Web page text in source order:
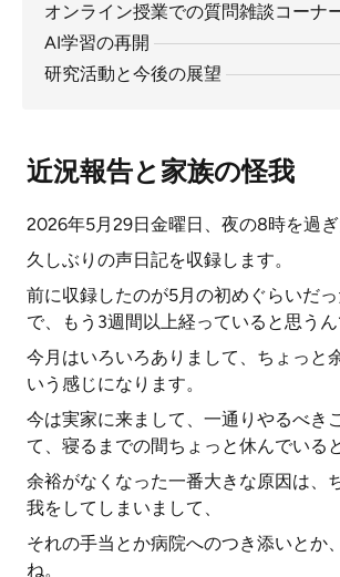
オンライン授業での質問雑談コーナ
AI学習の再開
研究活動と今後の展望
近況報告と家族の怪我
2026年5月29日金曜日、夜の8時を過ぎ
久しぶりの声日記を収録します。
前に収録したのが5月の初めぐらいだ
で、もう3週間以上経っていると思うん
今月はいろいろありまして、ちょっと
いう感じになります。
今は実家に来まして、一通りやるべき
て、寝るまでの間ちょっと休んでいる
余裕がなくなった一番大きな原因は、
我をしてしまいまして、
それの手当とか病院へのつき添いとか
ね。